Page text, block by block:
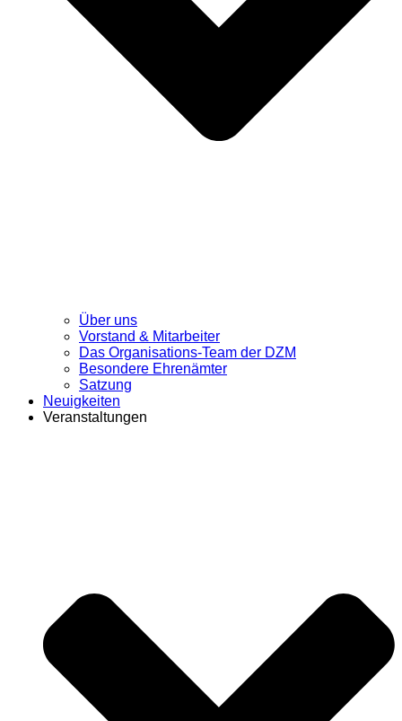
Über uns
Vorstand & Mitarbeiter
Das Organisations-Team der DZM
Besondere Ehrenämter
Satzung
Neuigkeiten
Veranstaltungen